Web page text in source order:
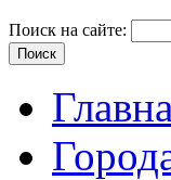
Поиск на сайте: